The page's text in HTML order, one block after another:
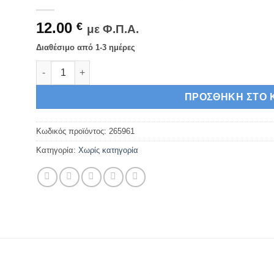
12.00 € με Φ.Π.Α.
Διαθέσιμο από 1-3 ημέρες
265961 Ανταλλακτική Αντίσταση για Πλυντήριο Ρούχων
ΠΡΟΣΘΉΚΗ ΣΤΟ
Κωδικός προϊόντος: 265961
Κατηγορία: Χωρίς κατηγορία